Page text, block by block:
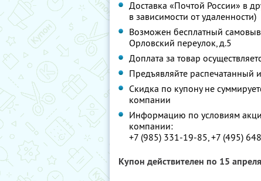
Доставка «Почтой России» в
в зависимости от удаленности)
Возможен бесплатный
Орловский переулок, д.5
Доплата за товар
Предъявляйте распечатанный
Скидка по купону не
компании
Информацию по условиям
компании:
+7 (985) 331-19-85, +7 (495)
Купон действителен по 15